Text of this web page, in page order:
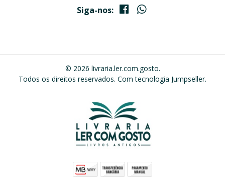
Siga-nos:
© 2026 livraria.ler.com.gosto.
Todos os direitos reservados. Com tecnologia Jumpseller.